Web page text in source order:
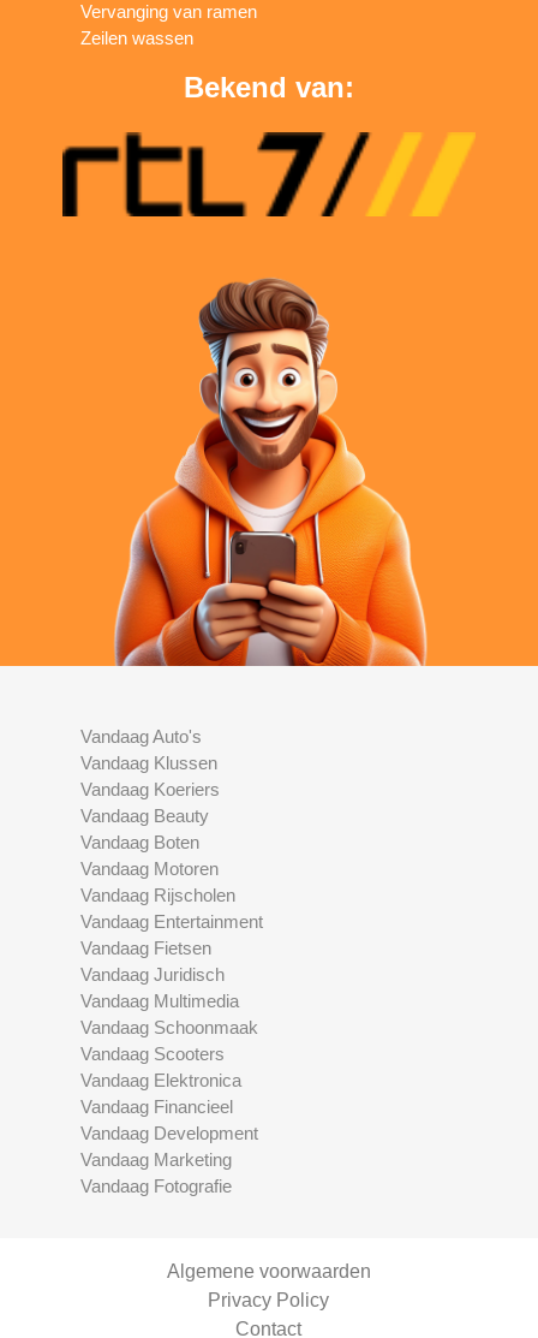
Vervanging van ramen
Zeilen wassen
Bekend van:
Vandaag Auto's
Vandaag Klussen
Vandaag Koeriers
Vandaag Beauty
Vandaag Boten
Vandaag Motoren
Vandaag Rijscholen
Vandaag Entertainment
Vandaag Fietsen
Vandaag Juridisch
Vandaag Multimedia
Vandaag Schoonmaak
Vandaag Scooters
Vandaag Elektronica
Vandaag Financieel
Vandaag Development
Vandaag Marketing
Vandaag Fotografie
Algemene voorwaarden
Privacy Policy
Contact